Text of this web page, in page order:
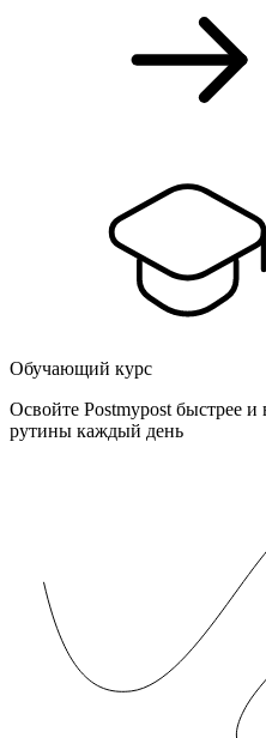
Обучающий курс
Освойте Postmypost быстрее и
рутины каждый день